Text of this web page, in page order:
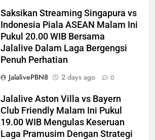
Saksikan Streaming Singapura vs
Indonesia Piala ASEAN Malam Ini
Pukul 20.00 WIB Bersama
Jalalive Dalam Laga Bergengsi
Penuh Perhatian
JalalivePBN8
2 days ago 0
Jalalive Aston Villa vs Bayern
Club Friendly Malam Ini Pukul
19.00 WIB Mengulas Keseruan
Laga Pramusim Dengan Strategi